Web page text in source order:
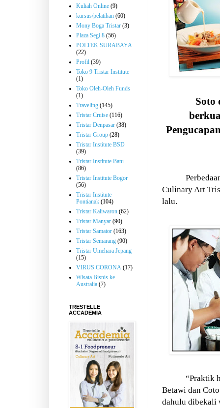
Soto
Culinary Art
lalu.
“Praktik
Betawi dan
dahulu dibekali
Kuliah Online (9)
kursus/pelatihan (60)
Mony Boga Tristar (3)
Plaza Segi 8 (56)
POLTEK SURABAYA
(22)
Profil (39)
Toko 9 Tristar Institute
(1)
Toko Oleh-Oleh Funds
(1)
Traveling (145)
Tristar Cruise (116)
Tristar Denpasar (38)
Tristar Group (28)
Tristar Institute BSD
(39)
Tristar Institute Batu
(86)
Tristar Institute Bogor
(56)
Tristar Institute
Pontianak (104)
Tristar Kaliwaron (62)
Tristar Manyar (90)
Tristar Samator (163)
Tristar Semarang (90)
Tristar Umehara Jepang
(15)
VIRUS CORONA (17)
Wisata Bisnis ke
Australia (7)
TRESTELLE
ACCADEMIA